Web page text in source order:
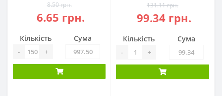
8.50 грн.
6.65 грн.
Кількість
- +
Сума
131.11 грн.
99.34 грн.
Кількість
- +
Сума